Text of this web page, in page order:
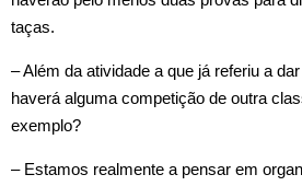
taças.
– Além da atividade a que já referiu a dar
haverá alguma competição de outra
exemplo?
– Estamos realmente a pensar em